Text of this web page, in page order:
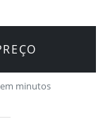
minutos